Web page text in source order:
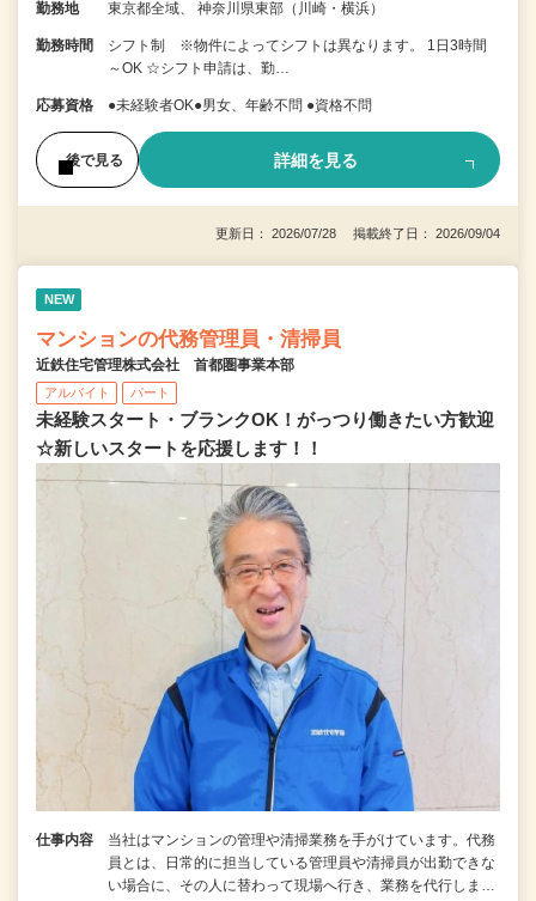
勤務地 東京都全域、 神奈川県東部（川崎・横浜）
勤務時間
シフト制 ※物件によってシフトは異なります。 1日3時間
～OK ☆シフト申請は、勤…
応募資格 ●未経験者OK●男女、年齢不問 ●資格不問
後で見る 詳細を見る
更新日： 2026/07/28 掲載終了日： 2026/09/04
NEW
マンションの代務管理員・清掃員
近鉄住宅管理株式会社 首都圏事業本部
アルバイト パート
未経験スタート・ブランクOK！がっつり働きたい方歓迎
☆新しいスタートを応援します！！
仕事内容
当社はマンションの管理や清掃業務を手がけています。代務
員とは、日常的に担当している管理員や清掃員が出勤できな
い場合に、その人に替わって現場へ行き、業務を代行しま…